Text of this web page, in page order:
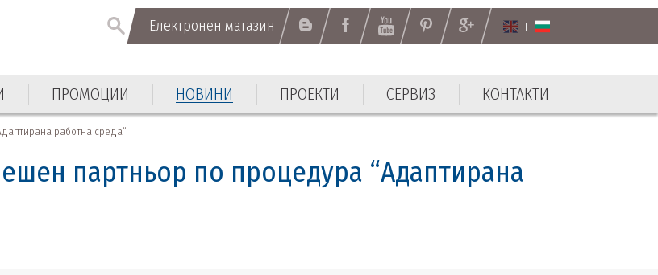
Електронен магазин
ПРОМОЦИИ НОВИНИ ПРОЕКТИ СЕРВИЗ КОНТАКТИ
работна среда“
партньор по процедура “Адаптирана